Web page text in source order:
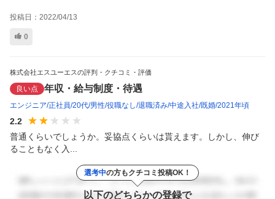
投稿日： 2022/04/13
0
株式会社エスユーエスの評判・クチコミ・評価
良い点 年収・給与制度・待遇
エンジニア 正社員 20代 男性 役職なし 退職済み 中途入社 既婚 2021年頃
2.2
普通くらいでしょうか。妥協点くらいは貰えます。しかし、伸び
ることもなく入...
選考中の方もクチコミ投稿OK！
以下のどちらかの登録で